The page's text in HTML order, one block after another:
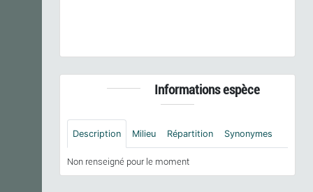
Informations espèce
Description Milieu Répartition Synonymes
Non renseigné pour le moment